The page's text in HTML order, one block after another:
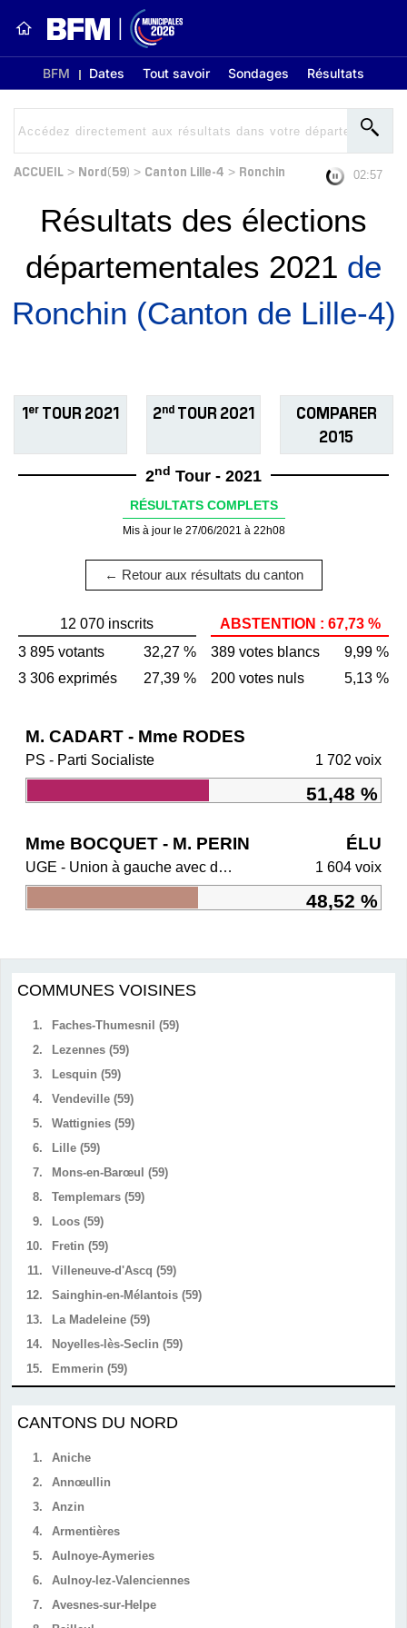
BFM Dates Tout savoir Sondages Résultats
ACCUEIL > Nord(59) > Canton Lille-4 > Ronchin 02:56
Résultats des élections
départementales 2021 de
Ronchin (Canton de Lille-4)
1er TOUR 2021 2ndTOUR 2021
COMPARER
2015
2nd Tour - 2021
RÉSULTATS COMPLETS
Mis à jour le 27/06/2021 à 22h08
← Retour aux résultats du canton
12 070 inscrits
3 895 votants
32,27 %
3 306 exprimés
27,39 %
ABSTENTION : 67,73 %
389 votes blancs
9,99 %
200 votes nuls
5,13 %
M. CADART - Mme RODES
PS - Parti Socialiste 1 702 voix
51,48 %
Mme BOCQUET - M. PERIN ÉLU
UGE - Union à gauche avec des écologistes 1 604 voix
48,52 %
COMMUNES VOISINES
1.
Faches-Thumesnil (59)
2.
Lezennes (59)
3.
Lesquin (59)
4.
Vendeville (59)
5.
Wattignies (59)
6.
Lille (59)
7.
Mons-en-Barœul (59)
8.
Templemars (59)
9.
Loos (59)
10.
Fretin (59)
11.
Villeneuve-d'Ascq (59)
12.
Sainghin-en-Mélantois (59)
13.
La Madeleine (59)
14.
Noyelles-lès-Seclin (59)
15.
Emmerin (59)
CANTONS DU NORD
1.
Aniche
2.
Annœullin
3.
Anzin
4.
Armentières
5.
Aulnoye-Aymeries
6.
Aulnoy-lez-Valenciennes
7.
Avesnes-sur-Helpe